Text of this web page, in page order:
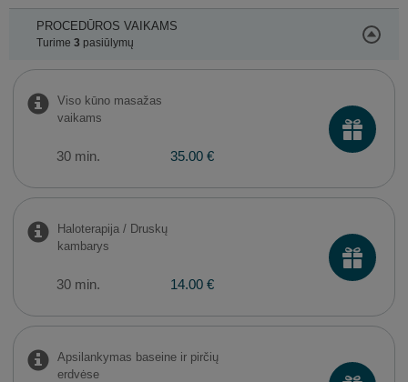
PROCEDŪROS VAIKAMS
Turime 3 pasiūlymų
Viso kūno masažas
vaikams
30 min. 35.00 €
Haloterapija / Druskų
kambarys
30 min. 14.00 €
Apsilankymas baseine ir pirčių
erdvėse